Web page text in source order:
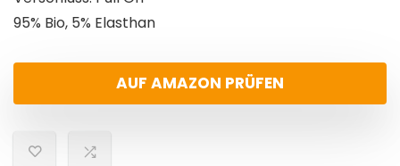
95% Bio, 5% Elasthan
AUF AMAZON PRÜFEN